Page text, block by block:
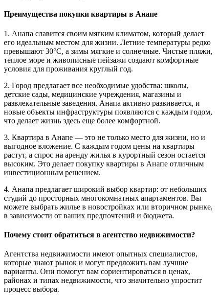
Преимущества покупки квартиры в Анапе
1. Анапа славится своим мягким климатом, который делает
его идеальным местом для жизни. Летние температуры редко
превышают 30°C, а зимы мягкие и солнечные. Чистые пляжи,
теплое море и живописные пейзажи создают комфортные
условия для проживания круглый год.
2. Город предлагает все необходимые удобства: школы,
детские сады, медицинские учреждения, магазины и
развлекательные заведения. Анапа активно развивается, и
новые объекты инфраструктуры появляются с каждым годом,
что делает жизнь здесь еще более комфортной.
3. Квартира в Анапе — это не только место для жизни, но и
выгодное вложение. С каждым годом цены на квартиры
растут, а спрос на аренду жилья в курортный сезон остается
высоким. Это делает покупку квартиры в Анапе отличным
инвестиционным решением.
4. Анапа предлагает широкий выбор квартир: от небольших
студий до просторных многокомнатных апартаментов. Вы
можете выбрать жилье в новостройках или вторичном рынке,
в зависимости от ваших предпочтений и бюджета.
Почему стоит обратиться в агентство недвижимости?
Агентства недвижимости имеют опытных специалистов,
которые знают рынок и могут предложить вам лучшие
варианты. Они помогут вам сориентироваться в ценах,
районах и типах недвижимости, что значительно упростит
процесс выбора.